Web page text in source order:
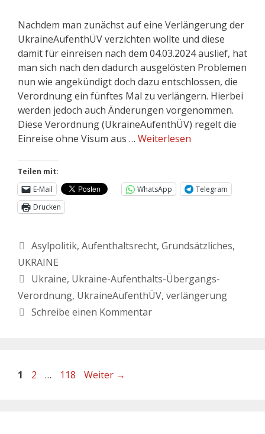
Nachdem man zunächst auf eine Verlängerung der
UkraineAufenthÜV verzichten wollte und diese
damit für einreisen nach dem 04.03.2024 auslief, hat
man sich nach den dadurch ausgelösten Problemen
nun wie angekündigt doch dazu entschlossen, die
Verordnung ein fünftes Mal zu verlängern. Hierbei
werden jedoch auch Änderungen vorgenommen.
Diese Verordnung (UkraineAufenthÜV) regelt die
Einreise ohne Visum aus … Weiterlesen
Teilen mit:
E-Mail
WhatsApp
Telegram
Drucken
Asylpolitik, Aufenthaltsrecht, Grundsätzliches,
UKRAINE
Ukraine, Ukraine-Aufenthalts-Übergangs-
Verordnung, UkraineAufenthÜV, verlängerung
Schreibe einen Kommentar
1 2 … 118 Weiter →